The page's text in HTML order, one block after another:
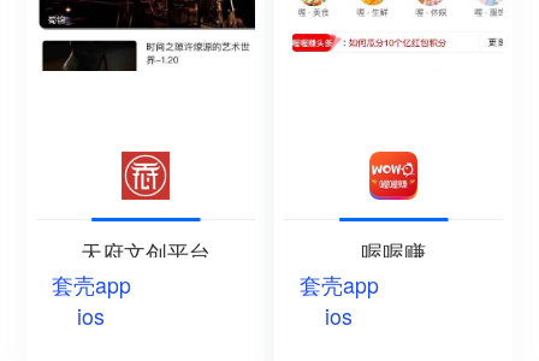
天府文创平台
套壳app
ios
喔喔赚
套壳app
ios